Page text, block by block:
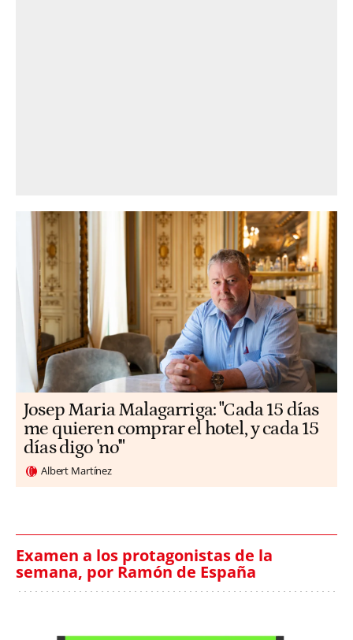
​​Josep Maria Malagarriga: "Cada 15 días
me quieren comprar el hotel, y cada 15
días digo 'no'"
Albert Martínez
Examen a los protagonistas de la
semana, por Ramón de España